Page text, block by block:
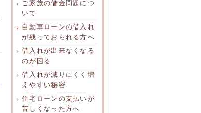
ご家族の借金問題につ
いて
自動車ローンの借入れ
が残っておられる方へ
借入れが出来なくなる
のが困る
借入れが減りにくく増
えやすい秘密
住宅ローンの支払いが
苦しくなった方へ